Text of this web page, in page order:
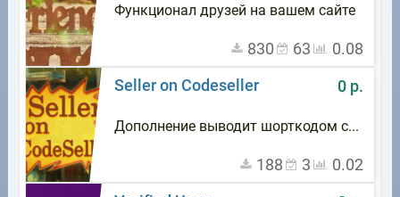
Функционал друзей на вашем сайте
830 63
0.08
Seller on Codeseller
0 р.
Дополнение выводит шорткодом список товаров с сервиса CodeSeller.ru с возможностью их сортировки и фильтрации
188 3
0.02